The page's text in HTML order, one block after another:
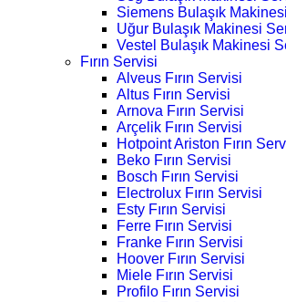
Siemens Bulaşık
Uğur Bulaşık Makinesi
Vestel Bulaşık Makinesi
Fırın Servisi
Alveus Fırın Servisi
Altus Fırın Servisi
Arnova Fırın Servisi
Arçelik Fırın Servisi
Hotpoint Ariston Fırın
Beko Fırın Servisi
Bosch Fırın Servisi
Electrolux Fırın Servisi
Esty Fırın Servisi
Ferre Fırın Servisi
Franke Fırın Servisi
Hoover Fırın Servisi
Miele Fırın Servisi
Profilo Fırın Servisi